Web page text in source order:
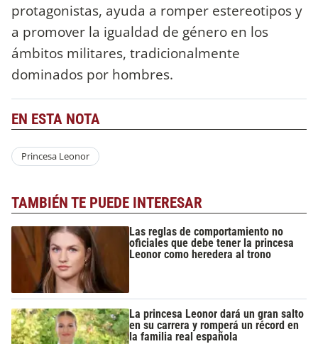
protagonistas, ayuda a romper estereotipos y
a promover la igualdad de género en los
ámbitos militares, tradicionalmente
dominados por hombres.
EN ESTA NOTA
Princesa Leonor
TAMBIÉN TE PUEDE INTERESAR
Las reglas de comportamiento no
oficiales que debe tener la princesa
Leonor como heredera al trono
La princesa Leonor dará un gran salto
en su carrera y romperá un récord en
la familia real española